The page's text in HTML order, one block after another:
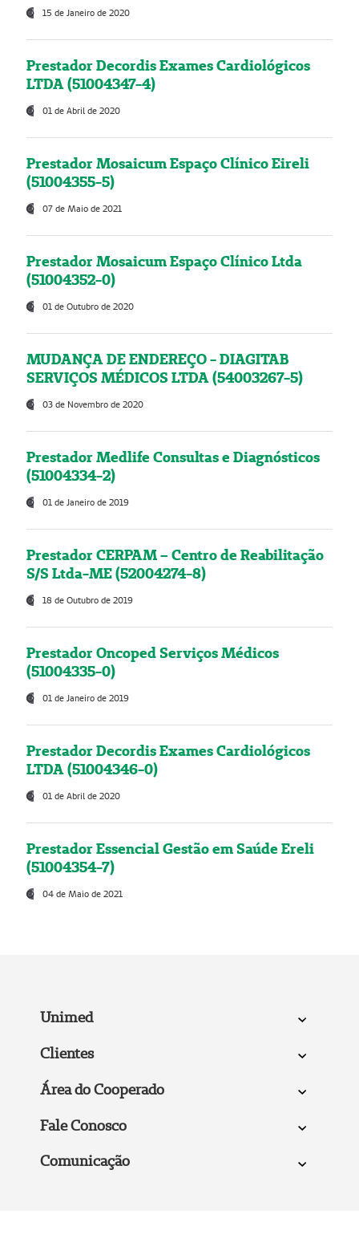
15 de Janeiro de 2020
Prestador Decordis Exames Cardiológicos
LTDA (51004347-4)
01 de Abril de 2020
Prestador Mosaicum Espaço Clínico Eireli
(51004355-5)
07 de Maio de 2021
Prestador Mosaicum Espaço Clínico Ltda
(51004352-0)
01 de Outubro de 2020
MUDANÇA DE ENDEREÇO - DIAGITAB
SERVIÇOS MÉDICOS LTDA (54003267-5)
03 de Novembro de 2020
Prestador Medlife Consultas e Diagnósticos
(51004334-2)
01 de Janeiro de 2019
Prestador CERPAM – Centro de Reabilitação
S/S Ltda-ME (52004274-8)
18 de Outubro de 2019
Prestador Oncoped Serviços Médicos
(51004335-0)
01 de Janeiro de 2019
Prestador Decordis Exames Cardiológicos
LTDA (51004346-0)
01 de Abril de 2020
Prestador Essencial Gestão em Saúde Ereli
(51004354-7)
04 de Maio de 2021
Unimed
Clientes
Área do Cooperado
Fale Conosco
Comunicação